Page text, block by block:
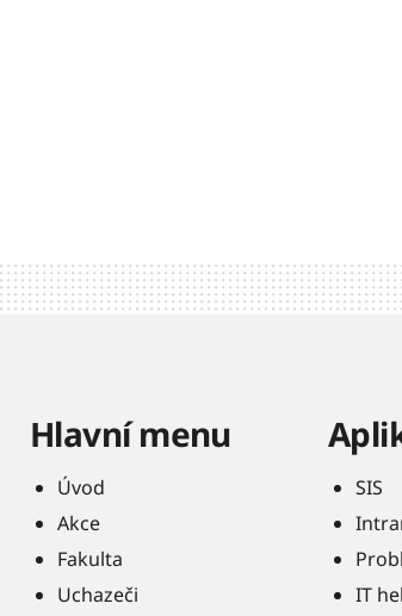
Hlavní menu
Úvod
Akce
Fakulta
Uchazeči
SIS
IT